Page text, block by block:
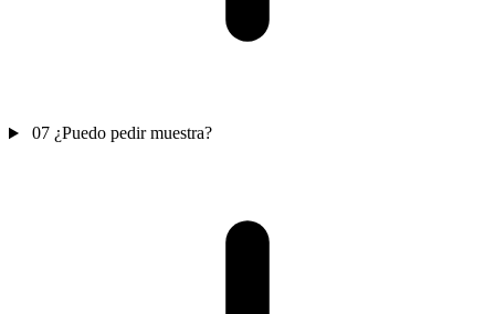
07 ¿Puedo pedir muestra?